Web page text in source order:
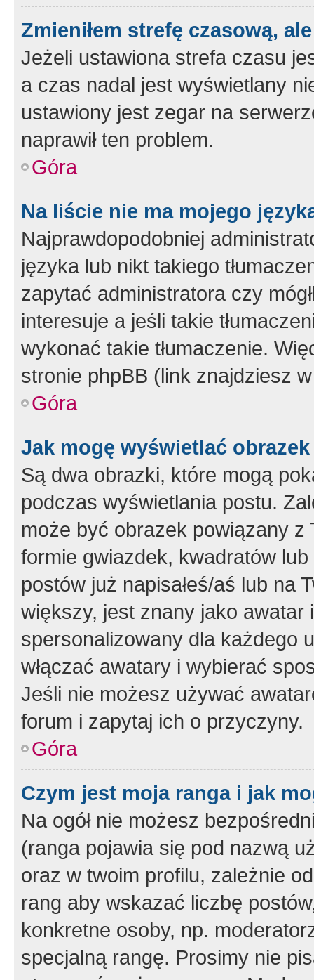
Zmieniłem strefę czasową,
Jeżeli ustawiona strefa czasu
a czas nadal jest wyświetlany
ustawiony jest zegar na
naprawił ten problem.
Góra
Na liście nie ma mojego
Najprawdopodobniej
języka lub nikt takiego
zapytać administratora czy
interesuje a jeśli takie
wykonać takie tłumaczenie.
stronie phpBB (link znajdziesz
Góra
Jak mogę wyświetlać
Są dwa obrazki, które mogą
podczas wyświetlania postu.
może być obrazek powiązany z
formie gwiazdek, kwadratów
postów już napisałeś/aś lub na
większy, jest znany jako
spersonalizowany dla każdego
włączać awatary i wybierać
Jeśli nie możesz używać
forum i zapytaj ich o przyczyny.
Góra
Czym jest moja ranga i jak
Na ogół nie możesz
(ranga pojawia się pod nazwą
oraz w twoim profilu, zależnie
rang aby wskazać liczbę
konkretne osoby, np.
specjalną rangę. Prosimy nie